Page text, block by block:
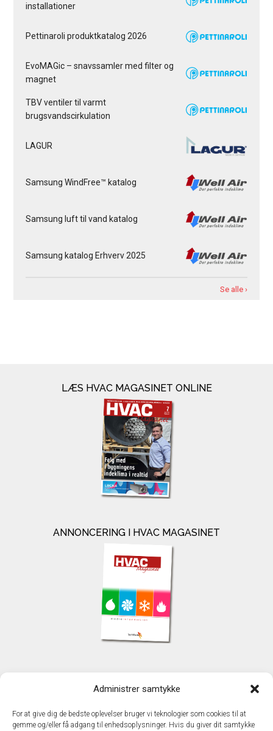
Administrer samtykke
For at give dig de bedste oplevelser bruger vi teknologier som cookies til at
gemme og/eller få adgang til enhedsoplysninger. Hvis du giver dit samtykke
installationer
Pettinaroli produktkatalog 2026
EvoMAGic – snavssamler med filter og
magnet
TBV ventiler til varmt
brugsvandscirkulation
LAGUR
Samsung WindFree™ katalog
Samsung luft til vand katalog
Samsung katalog Erhverv 2025
Se alle ›
LÆS HVAC MAGASINET ONLINE
ANNONCERING I HVAC MAGASINET
TechMedia A/S
DK - 2600 Glostrup